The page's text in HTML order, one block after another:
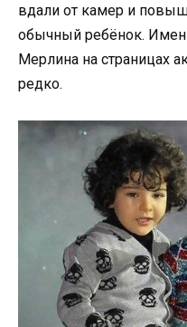
вдали от камер и
обычный ребёнок.
Мерлина на страницах
редко.